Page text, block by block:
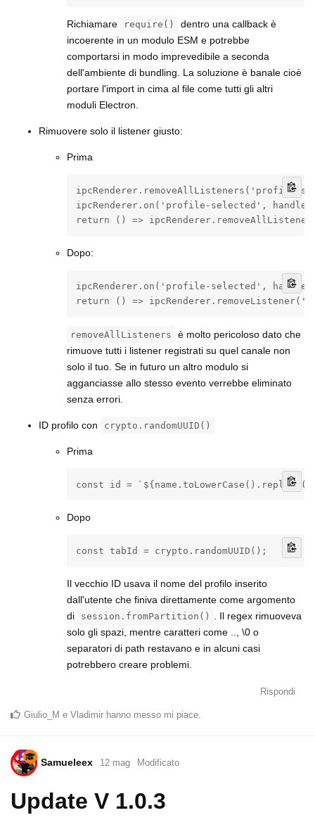
Richiamare require()
dentro una callback è
incoerente in un modulo ESM e potrebbe
comportarsi in modo imprevedibile a seconda
dell'ambiente di bundling. La soluzione è banale cioè
portare l'import in cima al file come tutti gli altri
moduli Electron.
Rimuovere solo il listener giusto:
Prima
ipcRenderer.removeAllListeners('profile-
ipcRenderer.on('profile-selected',
return () =>
Dopo:
ipcRenderer.on('profile-selected',
return () =>
removeAllListeners
è molto pericoloso dato che
rimuove tutti i listener registrati su quel canale non
solo il tuo. Se in futuro un altro modulo si
agganciasse allo stesso evento verrebbe eliminato
senza errori.
ID profilo con crypto.randomUUID()
Prima
const id =
Dopo
const tabId = crypto.randomUUID();
Il vecchio ID usava il nome del profilo inserito
dall'utente che finiva direttamente come argomento
di
session.fromPartition() . Il regex rimuoveva
solo gli spazi, mentre caratteri come .., \0 o
separatori di path restavano e in alcuni casi
potrebbero creare problemi.
Rispondi
Giulio_M e Vladimir hanno messo mi piace.
Samueleex 12 mag Modificato
Update V 1.0.3